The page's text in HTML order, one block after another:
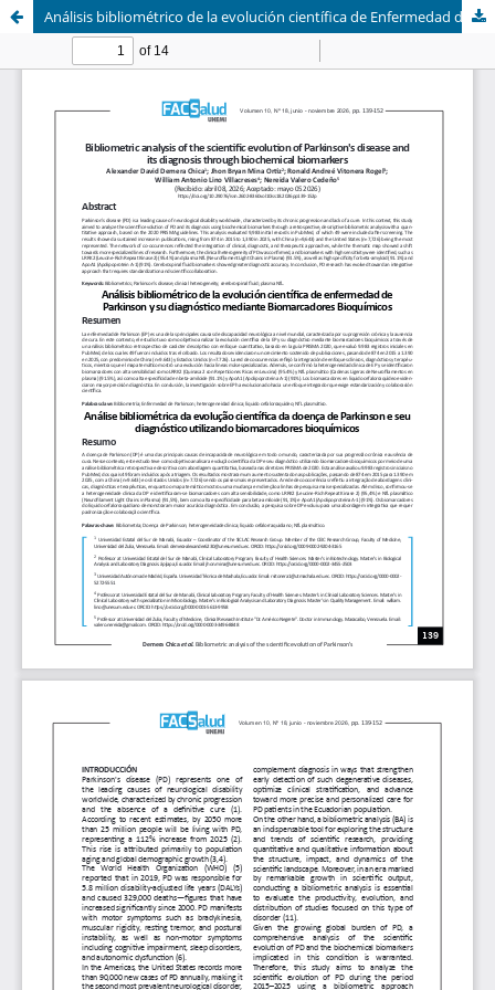
Análisis bibliométrico de la evolución científica de Enfermedad de Parkinson y su diagnóstico mediante Biomarcadores Bioquímicos